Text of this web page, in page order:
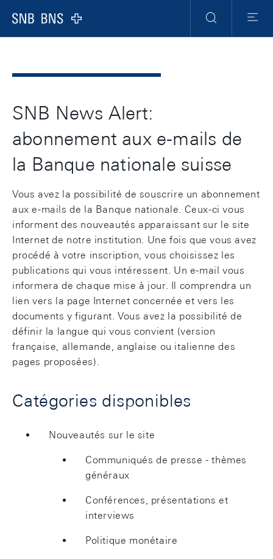
Logo
Navigation
RechercheMenu
SNB News Alert:
abonnement aux e-mails de
la Banque nationale suisse
Vous avez la possibilité de souscrire un abonnement
aux e-mails de la Banque nationale. Ceux-ci vous
informent des nouveautés apparaissant sur le site
Internet de notre institution. Une fois que vous avez
procédé à votre inscription, vous choisissez les
publications qui vous intéressent. Un e-mail vous
informera de chaque mise à jour. Il comprendra un
lien vers la page Internet concernée et vers les
documents y figurant. Vous avez la possibilité de
définir la langue qui vous convient (version
française, allemande, anglaise ou italienne des
pages proposées).
Catégories disponibles
Nouveautés sur le site
Communiqués de presse - thèmes
généraux
Conférences, présentations et
interviews
Politique monétaire